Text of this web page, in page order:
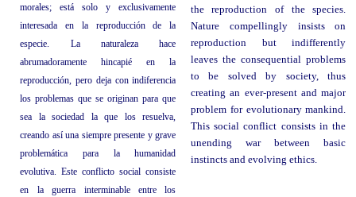
morales; está solo y exclusivamente
interesada en la reproducción de la
especie. La naturaleza hace
abrumadoramente hincapié en la
reproducción, pero deja con indiferencia
los problemas que se originan para que
sea la sociedad la que los resuelva,
creando así una siempre presente y grave
problemática para la humanidad
evolutiva. Este conflicto social consiste
en la guerra interminable entre los
the reproduction of the species.
Nature compellingly insists on
reproduction but indifferently
leaves the consequential problems
to be solved by society, thus
creating an ever-present and major
problem for evolutionary mankind.
This social conflict consists in the
unending war between basic
instincts and evolving ethics.